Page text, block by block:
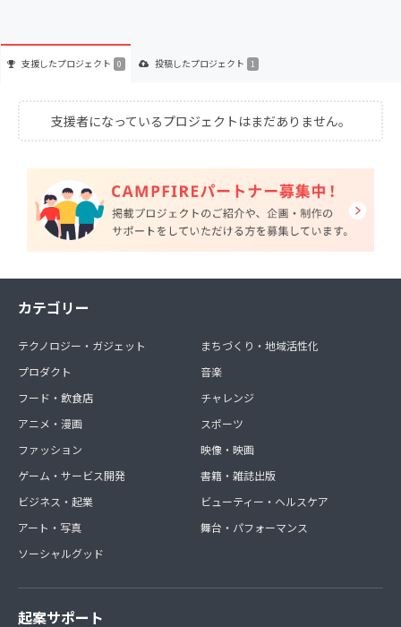
支援したプロジェクト 0 投稿したプロジェクト 1
支援者になっているプロジェクトはまだありません。
カテゴリー
テクノロジー・ガジェット
プロダクト
フード・飲食店
アニメ・漫画
ファッション
ゲーム・サービス開発
ビジネス・起業
アート・写真
ソーシャルグッド
まちづくり・地域活性化
音楽
チャレンジ
スポーツ
映像・映画
書籍・雑誌出版
ビューティー・ヘルスケア
舞台・パフォーマンス
起案サポート